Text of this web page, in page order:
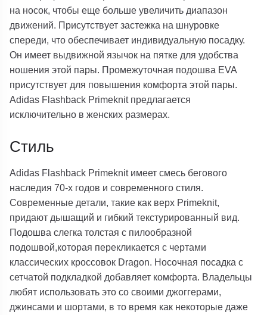
на носок, чтобы еще больше увеличить диапазон
движений. Присутствует застежка на шнуровке
спереди, что обеспечивает индивидуальную посадку.
Он имеет выдвижной язычок на пятке для удобства
ношения этой пары. Промежуточная подошва EVA
присутствует для повышения комфорта этой пары.
Adidas Flashback Primeknit предлагается
исключительно в женских размерах.
Стиль
Adidas Flashback Primeknit имеет смесь бегового
наследия 70-х годов и современного стиля.
Современные детали, такие как верх Primeknit,
придают дышащий и гибкий текстурированный вид.
Подошва слегка толстая с пилообразной
подошвой,которая перекликается с чертами
классических кроссовок Dragon. Носочная посадка с
сетчатой подкладкой добавляет комфорта. Владельцы
любят использовать это со своими джоггерами,
джинсами и шортами, в то время как некоторые даже